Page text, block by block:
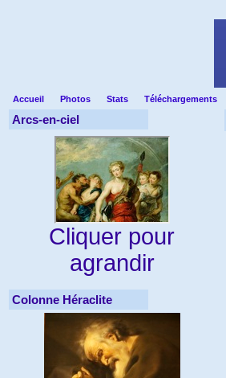
Accueil Photos Stats Téléchargements
Arcs-en-ciel
Cliquer pour
agrandir
Colonne Héraclite